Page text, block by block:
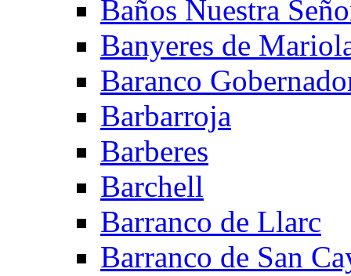
Baños Nuestra
Banyeres de
Baranco
Barbarroja
Barberes
Barchell
Barranco de Llarc
Barranco de San